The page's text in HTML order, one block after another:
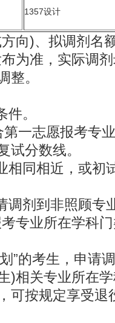
1357设计
向)、拟调剂名
为准，实际调
整。
。
一志愿报考专
试分数线。
相同相近，或初
调剂到非照顾专
专业所在学科
”的考生，申请
)相关专业所在
可按规定享受退